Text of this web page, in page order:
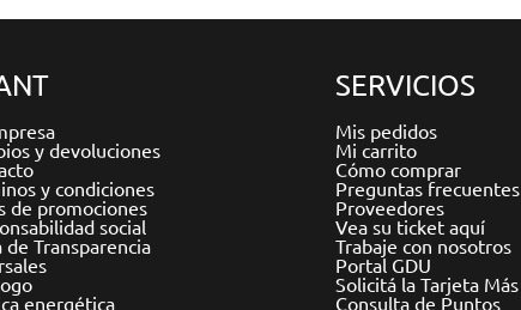
y devoluciones
y condiciones
de promociones
social
de Transparencia
energética
SERVICIOS
Mis pedidos
Mi carrito
Cómo comprar
Preguntas frecuentes
Proveedores
Vea su ticket aquí
Trabaje con nosotros
Portal GDU
Solicitá la Tarjeta Más
Consulta de Puntos